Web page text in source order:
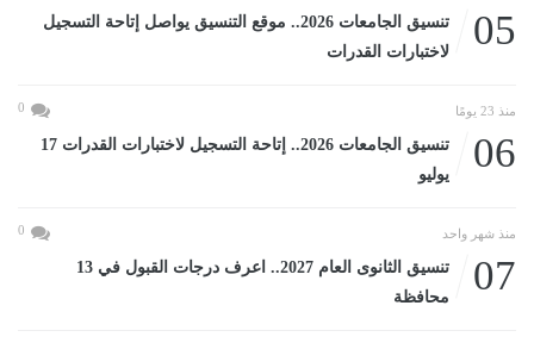
05
تنسيق الجامعات 2026.. موقع التنسيق يواصل إتاحة التسجيل
لاختبارات القدرات
منذ 23 يومًا 0
06
تنسيق الجامعات 2026.. إتاحة التسجيل لاختبارات القدرات 17
يوليو
منذ شهر واحد 0
07
تنسيق الثانوى العام 2027.. اعرف درجات القبول في 13
محافظة